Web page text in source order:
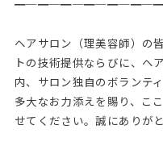
ヘアサロン（理美容師）の
トの技術提供ならびに、ヘ
内、サロン独自のボランテ
多大なお力添えを賜り、こ
せてください。誠にありが